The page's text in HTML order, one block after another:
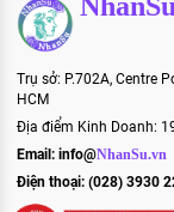
Trụ sở: P.702A, Centre
HCM
Địa điểm Kinh Doanh:
Email: info@NhanSu.vn
Điện thoại: (028) 3930